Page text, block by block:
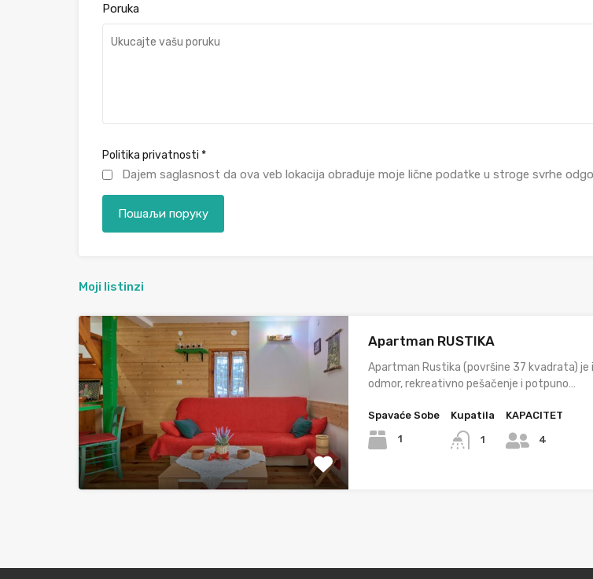
Poruka
Politika privatnosti *
Dajem saglasnost da ova veb lokacija obrađuje moje lične podatke u stroge svrhe
Moji listinzi
Apartman RUSTIKA
Apartman Rustika (površine 37 kvadrata) je
odmor, rekreativno pešačenje i potpuno…
Spavaće Sobe
1
Kupatila
1
KAPACITET
4